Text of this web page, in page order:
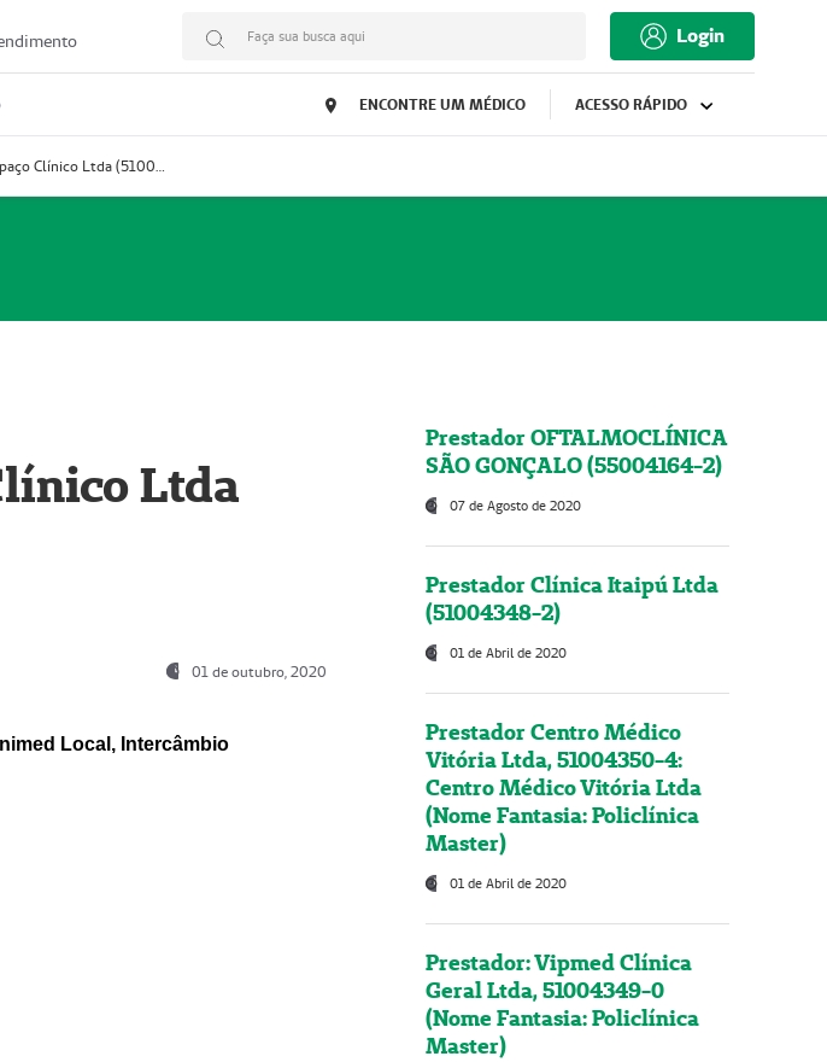
Faça sua busca aqui Login
ENCONTRE UM MÉDICO ACESSO RÁPIDO
Prestador Mosaicum Espaço Clínico Ltda (51004352-0)
Ltda
01 de outubro, 2020
Local, Intercâmbio
Prestador OFTALMOCLÍNICA
SÃO GONÇALO (55004164-2)
07 de Agosto de 2020
Prestador Clínica Itaipú Ltda
(51004348-2)
01 de Abril de 2020
Prestador Centro Médico
Vitória Ltda, 51004350-4:
Centro Médico Vitória Ltda
(Nome Fantasia: Policlínica
Master)
01 de Abril de 2020
Prestador: Vipmed Clínica
Geral Ltda, 51004349-0
(Nome Fantasia: Policlínica
Master)